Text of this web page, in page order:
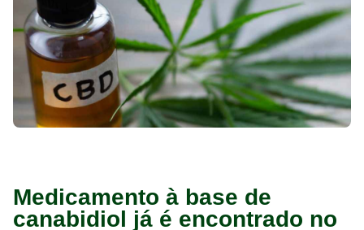
Medicamento à base de
canabidiol já é encontrado no